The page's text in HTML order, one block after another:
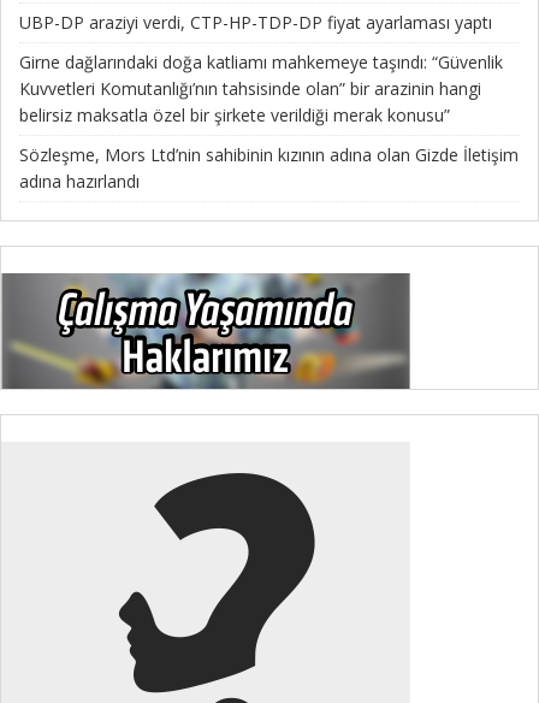
UBP-DP araziyi verdi, CTP-HP-TDP-DP fiyat ayarlaması yaptı
Girne dağlarındaki doğa katliamı mahkemeye taşındı: “Güvenlik
Kuvvetleri Komutanlığı’nın tahsisinde olan” bir arazinin hangi
belirsiz maksatla özel bir şirkete verildiği merak konusu”
Sözleşme, Mors Ltd’nin sahibinin kızının adına olan Gizde İletişim
adına hazırlandı